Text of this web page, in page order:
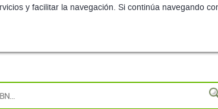
y facilitar la navegación. Si continúa navegando